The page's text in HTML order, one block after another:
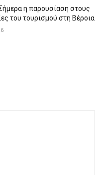
η παρουσίαση στους
του τουρισμού στη Βέροια